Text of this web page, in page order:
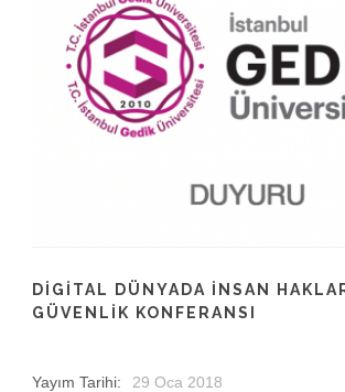
DIGITAL DÜNYADA İNSAN
GÜVENLIK KONFERANSI
Yayım Tarihi: 29 Oca 2018